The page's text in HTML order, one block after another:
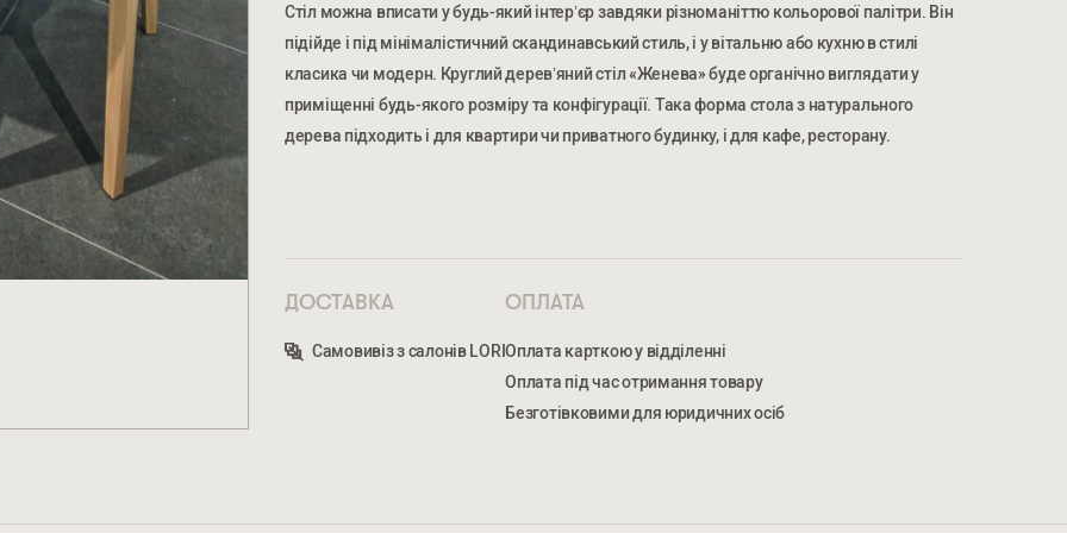
Стіл можна вписати у будь-який інтер’єр завдяки різноманіттю кольорової палітри. Він
підійде і під мінімалістичний скандинавський стиль, і у вітальню або кухню в стилі
класика чи модерн. Круглий дерев’яний стіл «Женева» буде органічно виглядати у
приміщенні будь-якого розміру та конфігурації. Така форма стола з натурального
дерева підходить і для квартири чи приватного будинку, і для кафе, ресторану.
ДОСТАВКА
Самовивіз з салонів LORI
ОПЛАТА
Оплата карткою у відділенні
Оплата під час отримання товару
Безготівковими для юридичних осіб
ВВЕДІТЬ ВАШЕ ПРІЗВИЩЕ ТА ІМ’Я *
РОБОЧОГО ДНЯ.
ВВЕДІТЬ ВАШЕ ПРІЗВИЩЕ ТА ІМ’Я *
РОБОЧОГО ДНЯ.